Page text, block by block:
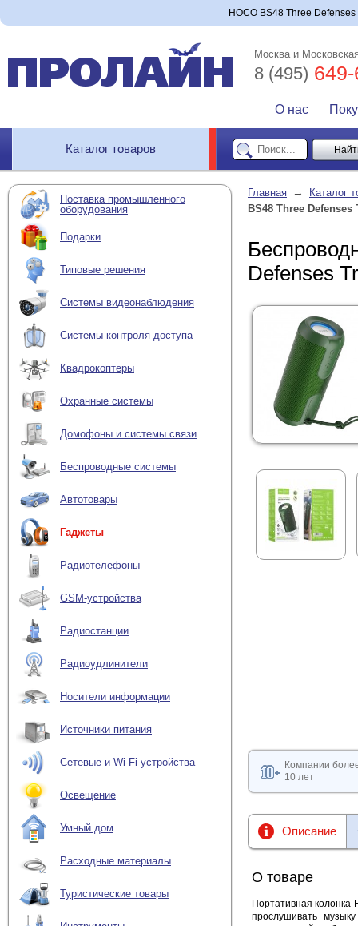
HOCO BS48 Three
Москва и
8 (495)
О нас
Каталог товаров
Поставка промышленного
оборудования
Подарки
Типовые решения
Системы видеонаблюдения
Системы контроля доступа
Квадрокоптеры
Охранные системы
Домофоны и системы связи
Беспроводные системы
Автотовары
Гаджеты
Радиотелефоны
GSM-устройства
Радиостанции
Радиоудлинители
Носители информации
Источники питания
Сетевые и Wi-Fi устройства
Освещение
Умный дом
Расходные материалы
Туристические товары
Главная →
Каталог
BS48 Three Defenses
Defenses
Компании
10 лет
Описание
О товаре
Портативная
прослушивать